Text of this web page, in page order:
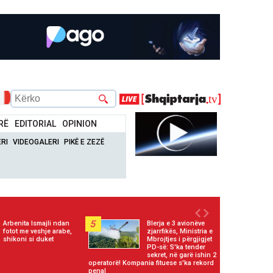
EDITORIAL OPINION
VIDEOGALERI PIKË E ZEZË
Arbenita Ismajli ndan
fotot me veshje arabe,
shikoni si duket
5
Blerja e 3 avionëve
zjarrfikës, Ministria e
Mbrojtjes i përgjigjet
PD-së: S'ka tender
sekret, në garë ishin 2
operatorë! Kompania fituese s'ka rekord
penal